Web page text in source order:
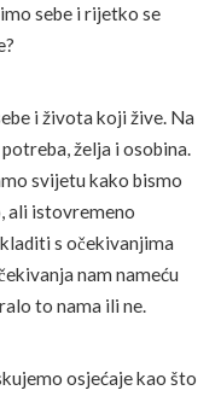
sebe i rijetko se
i života koji žive. Na
želja i osobina.
svijetu kako bismo
ali istovremeno
s očekivanjima
nam nameću
to nama ili ne.
osjećaje kao što